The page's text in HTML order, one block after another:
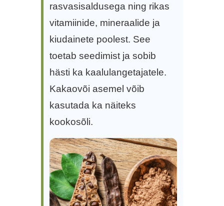
rasvasisaldusega ning rikas
vitamiinide, mineraalide ja
kiudainete poolest. See
toetab seedimist ja sobib
hästi ka kaalulangetajatele.
Kakaovõi asemel võib
kasutada ka näiteks
kookosõli.